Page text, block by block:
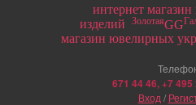
интернет
изделий
ЗолотаяGG
магазин ювелирных
Телефон
671 44 46, +7
Вход /